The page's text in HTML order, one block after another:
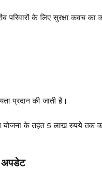
के लिए सुरक्षा कवच का
प्रदान की जाती है।
योजना के तहत 5 लाख रुपये तक
अपडेट